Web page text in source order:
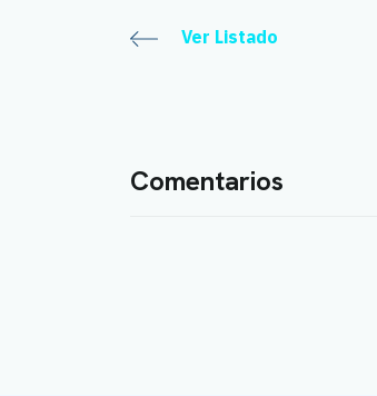
Ver Listado
Comentarios